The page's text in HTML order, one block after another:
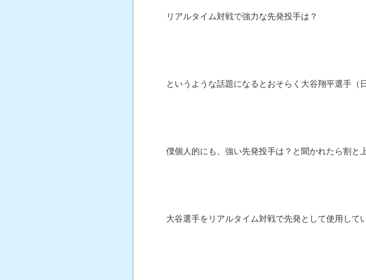
リアルタイム対戦で強力な先発投手は？
というような話題になるとおそらく大谷翔平選手（
僕個人的にも、強い先発投手は？と聞かれたら割と
大谷選手をリアルタイム対戦で先発として使用して